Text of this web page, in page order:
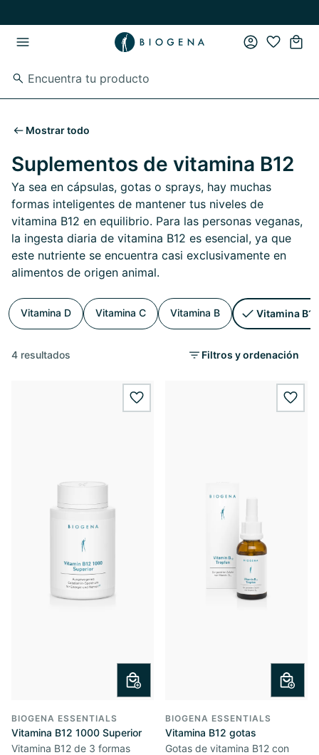
Mostrar todo
Suplementos de vitamina B12
Ya sea en cápsulas, gotas o sprays, hay muchas
formas inteligentes de mantener tus niveles de
vitamina B12 en equilibrio. Para las personas veganas,
la ingesta diaria de vitamina B12 es esencial, ya que
este nutriente se encuentra casi exclusivamente en
alimentos de origen animal.
Vitamina D Vitamina C Vitamina B Vitamina B12
4 resultados Filtros y ordenación
wishlist.add
BIOGENA ESSENTIALS
Vitamina B12 1000 Superior
Vitamina B12 de 3 formas
BIOGENA ESSENTIALS
Vitamina B12 gotas
Gotas de vitamina B12 con